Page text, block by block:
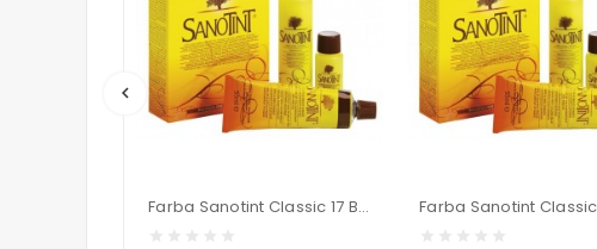
keyboard_arrow_left
Farba Sanotint Classic 17 Blue Black (Granatowa Czerń) 125 ml